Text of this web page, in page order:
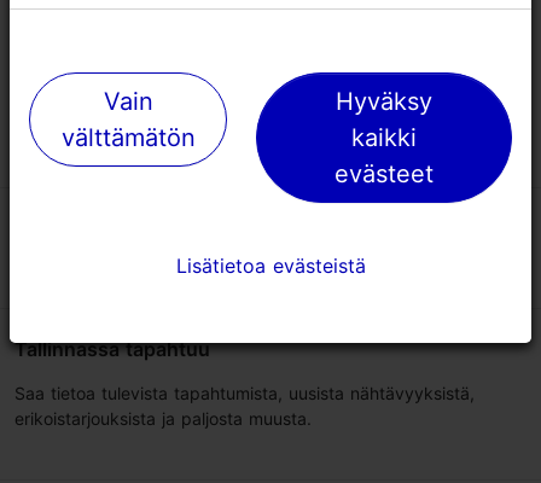
info@visittallinn.ee
Tallinnassa tapahtuu
Saa tietoa tulevista tapahtumista, uusista nähtävyyksistä,
erikoistarjouksista ja paljosta muusta.
Vain
välttämätön
Hyväksy
kaikki
evästeet
Lisätietoa evästeistä
Vain
välttämätön
Hyväksy
kaikki
evästeet
Lisätietoa evästeistä